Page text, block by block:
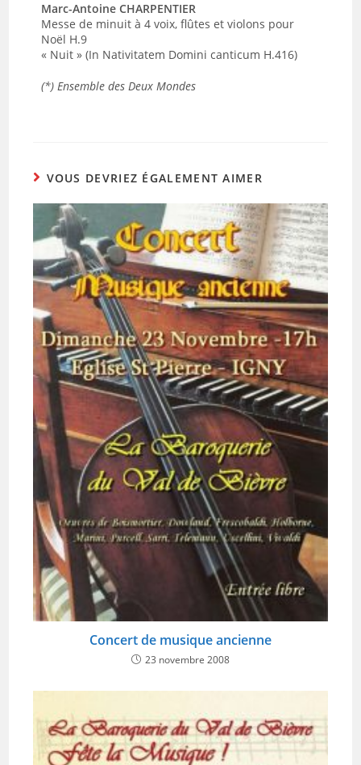
Marc-Antoine CHARPENTIER
Messe de minuit à 4 voix, flûtes et violons pour
Noël H.9
« Nuit » (In Nativitatem Domini canticum H.416)
(*) Ensemble des Deux Mondes
VOUS DEVRIEZ ÉGALEMENT AIMER
Concert de musique ancienne
23 novembre 2008